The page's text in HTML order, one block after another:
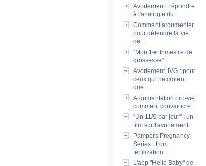
Avortement : répondre
à l'analogie du...
Comment argumenter
pour défendre la vie
de...
"Mon 1er trimestre de
grossesse"
Avortement, IVG : pour
ceux qui ne croient
que...
Argumentation pro-vie :
comment convaincre...
"Un 11/9 par jour" : un
film sur l'avortement
Pampers Pregnancy
Series : from
fertilization...
L'app "Hello Baby" de